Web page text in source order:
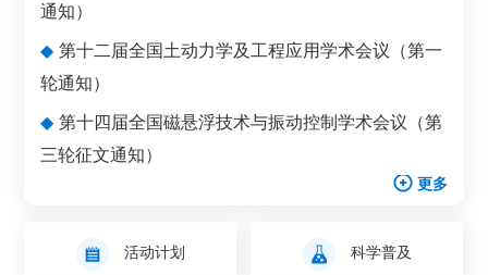
通知）
◆ 第十二届全国土动力学及工程应用学术会议（第一
轮通知）
◆ 第十四届全国磁悬浮技术与振动控制学术会议（第
三轮征文通知）
更多
活动计划 科学普及